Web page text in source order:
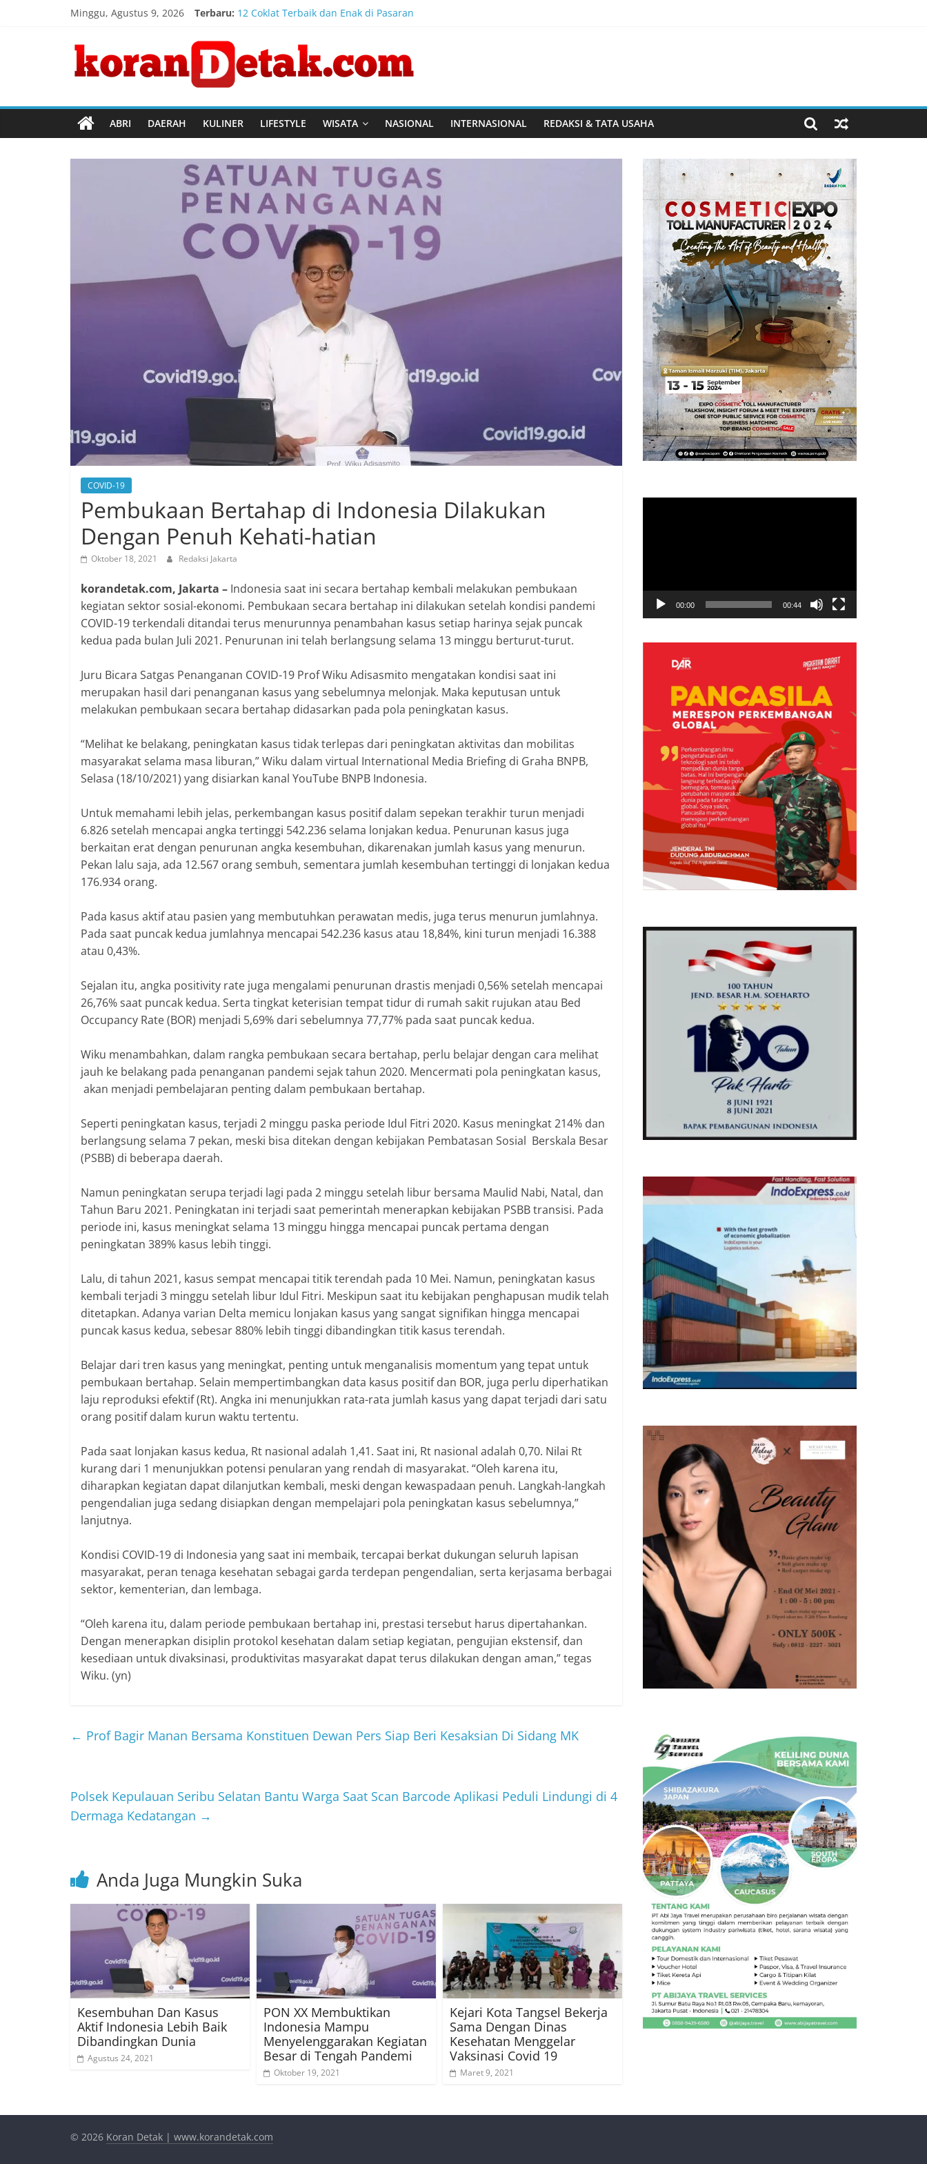
Minggu, Agustus 9, 2026 Terbaru: 12 Coklat Terbaik dan Enak di Pasaran
Timnas Indonesia Diharapkan Bangkit Usai Takluk dari Vietnam di Piala AFF 2026
Penanganan Kebakaran Gedung Dinas Teknis Masuk Tahap Akhir, Tak Ada Korban Jiwa
Kebakaran Gedung Dinas Teknis Abdul Muis Dipadamkan, Layanan Publik Tetap Berjalan
Koran
Detak
Menembus
Batas
Waktu
ABRI DAERAH KULINER LIFESTYLE WISATA NASIONAL INTERNASIONAL REDAKSI & TATA USAHA
COVID-19
Pembukaan Bertahap di Indonesia Dilakukan
Dengan Penuh Kehati-hatian
Oktober 18, 2021 Redaksi Jakarta
korandetak.com, Jakarta – Indonesia saat ini secara bertahap kembali melakukan pembukaan
kegiatan sektor sosial-ekonomi. Pembukaan secara bertahap ini dilakukan setelah kondisi pandemi
COVID-19 terkendali ditandai terus menurunnya penambahan kasus setiap harinya sejak puncak
kedua pada bulan Juli 2021. Penurunan ini telah berlangsung selama 13 minggu berturut-turut.
Juru Bicara Satgas Penanganan COVID-19 Prof Wiku Adisasmito mengatakan kondisi saat ini
merupakan hasil dari penanganan kasus yang sebelumnya melonjak. Maka keputusan untuk
melakukan pembukaan secara bertahap didasarkan pada pola peningkatan kasus.
“Melihat ke belakang, peningkatan kasus tidak terlepas dari peningkatan aktivitas dan mobilitas
masyarakat selama masa liburan,” Wiku dalam virtual International Media Briefing di Graha BNPB,
Selasa (18/10/2021) yang disiarkan kanal YouTube BNPB Indonesia.
Untuk memahami lebih jelas, perkembangan kasus positif dalam sepekan terakhir turun menjadi
6.826 setelah mencapai angka tertinggi 542.236 selama lonjakan kedua. Penurunan kasus juga
berkaitan erat dengan penurunan angka kesembuhan, dikarenakan jumlah kasus yang menurun.
Pekan lalu saja, ada 12.567 orang sembuh, sementara jumlah kesembuhan tertinggi di lonjakan kedua
176.934 orang.
Pada kasus aktif atau pasien yang membutuhkan perawatan medis, juga terus menurun jumlahnya.
Pada saat puncak kedua jumlahnya mencapai 542.236 kasus atau 18,84%, kini turun menjadi 16.388
atau 0,43%.
Sejalan itu, angka positivity rate juga mengalami penurunan drastis menjadi 0,56% setelah mencapai
26,76% saat puncak kedua. Serta tingkat keterisian tempat tidur di rumah sakit rujukan atau Bed
Occupancy Rate (BOR) menjadi 5,69% dari sebelumnya 77,77% pada saat puncak kedua.
Wiku menambahkan, dalam rangka pembukaan secara bertahap, perlu belajar dengan cara melihat
jauh ke belakang pada penanganan pandemi sejak tahun 2020. Mencermati pola peningkatan kasus,
akan menjadi pembelajaran penting dalam pembukaan bertahap.
Seperti peningkatan kasus, terjadi 2 minggu paska periode Idul Fitri 2020. Kasus meningkat 214% dan
berlangsung selama 7 pekan, meski bisa ditekan dengan kebijakan Pembatasan Sosial Berskala Besar
(PSBB) di beberapa daerah.
Namun peningkatan serupa terjadi lagi pada 2 minggu setelah libur bersama Maulid Nabi, Natal, dan
Tahun Baru 2021. Peningkatan ini terjadi saat pemerintah menerapkan kebijakan PSBB transisi. Pada
periode ini, kasus meningkat selama 13 minggu hingga mencapai puncak pertama dengan
peningkatan 389% kasus lebih tinggi.
Lalu, di tahun 2021, kasus sempat mencapai titik terendah pada 10 Mei. Namun, peningkatan kasus
kembali terjadi 3 minggu setelah libur Idul Fitri. Meskipun saat itu kebijakan penghapusan mudik telah
ditetapkan. Adanya varian Delta memicu lonjakan kasus yang sangat signifikan hingga mencapai
puncak kasus kedua, sebesar 880% lebih tinggi dibandingkan titik kasus terendah.
Belajar dari tren kasus yang meningkat, penting untuk menganalisis momentum yang tepat untuk
pembukaan bertahap. Selain mempertimbangkan data kasus positif dan BOR, juga perlu diperhatikan
laju reproduksi efektif (Rt). Angka ini menunjukkan rata-rata jumlah kasus yang dapat terjadi dari satu
orang positif dalam kurun waktu tertentu.
Pada saat lonjakan kasus kedua, Rt nasional adalah 1,41. Saat ini, Rt nasional adalah 0,70. Nilai Rt
kurang dari 1 menunjukkan potensi penularan yang rendah di masyarakat. “Oleh karena itu,
diharapkan kegiatan dapat dilanjutkan kembali, meski dengan kewaspadaan penuh. Langkah-langkah
pengendalian juga sedang disiapkan dengan mempelajari pola peningkatan kasus sebelumnya,”
lanjutnya.
Kondisi COVID-19 di Indonesia yang saat ini membaik, tercapai berkat dukungan seluruh lapisan
masyarakat, peran tenaga kesehatan sebagai garda terdepan pengendalian, serta kerjasama berbagai
sektor, kementerian, dan lembaga.
“Oleh karena itu, dalam periode pembukaan bertahap ini, prestasi tersebut harus dipertahankan.
Dengan menerapkan disiplin protokol kesehatan dalam setiap kegiatan, pengujian ekstensif, dan
kesediaan untuk divaksinasi, produktivitas masyarakat dapat terus dilakukan dengan aman,” tegas
Wiku. (yn)
← Prof Bagir Manan Bersama Konstituen Dewan Pers Siap Beri Kesaksian Di Sidang MK
Polsek Kepulauan Seribu Selatan Bantu Warga Saat Scan Barcode Aplikasi Peduli Lindungi di 4
Dermaga Kedatangan →
Anda Juga Mungkin Suka
Kesembuhan Dan Kasus
Aktif Indonesia Lebih Baik
Dibandingkan Dunia
Agustus 24, 2021
PON XX Membuktikan
Indonesia Mampu
Menyelenggarakan Kegiatan
Besar di Tengah Pandemi
Oktober 19, 2021
Kejari Kota Tangsel Bekerja
Sama Dengan Dinas
Kesehatan Menggelar
Vaksinasi Covid 19
Maret 9, 2021
00:00 00:44
© 2026 Koran Detak | www.korandetak.com